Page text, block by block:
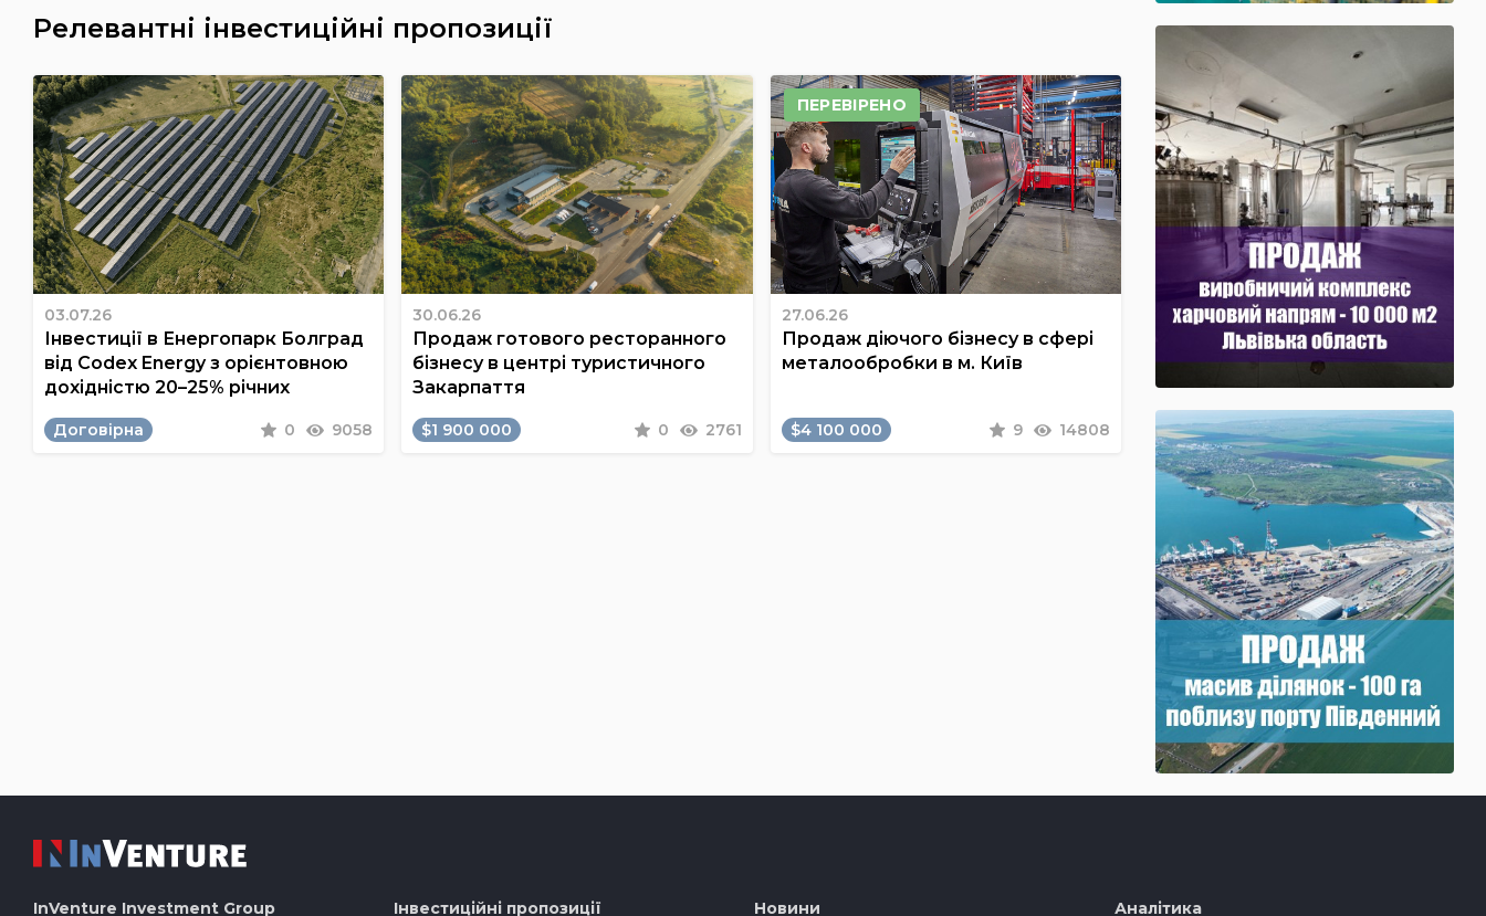
Релевантні інвестиційні пропозиції
03.07.26
Інвестиції в Енергопарк Болград
від Codex Energy з орієнтовною
дохідністю 20–25% річних
Договірна 0 9058
30.06.26
Продаж готового ресторанного
бізнесу в центрі туристичного
Закарпаття
$1 900 000 0 2761
ПЕРЕВІРЕНО
27.06.26
Продаж діючого бізнесу в сфері
металообробки в м. Київ
$4 100 000 9 14808
InVenture Investment Group Інвестиційні пропозиції Новини Аналітика